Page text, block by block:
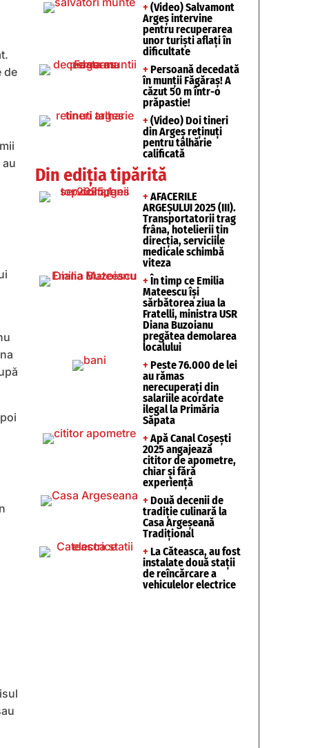
de
+ (Video) Salvamont
Argeș intervine
pentru recuperarea
unor turişti aflaţi în
dificultate
+ Persoană decedată
în munții Făgăraș! A
căzut 50 m într-o
prăpastie!
+ (Video) Doi tineri
din Argeș reținuți
pentru tâlhărie
calificată
Din ediția tipărită
+ AFACERILE
ARGEȘULUI 2025 (III).
Transportatorii trag
frâna, hotelierii țin
direcția, serviciile
medicale schimbă
viteza
+ În timp ce Emilia
Mateescu își
sărbătorea ziua la
Fratelli, ministra USR
Diana Buzoianu
pregătea demolarea
localului
+ Peste 76.000 de lei
au rămas
nerecuperați din
salariile acordate
ilegal la Primăria
Săpata
+ Apă Canal Coșești
2025 angajează
cititor de apometre,
chiar și fără
experiență
+ Două decenii de
tradiție culinară la
Casa Argeșeană
Tradițional
+ La Căteasca, au fost
instalate două stații
de reîncărcare a
vehiculelor electrice